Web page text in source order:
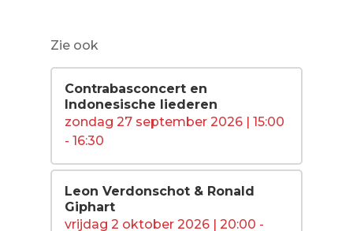
Zie ook
Contrabasconcert en
Indonesische liederen
zondag 27 september 2026 | 15:00
- 16:30
Leon Verdonschot & Ronald
Giphart
vrijdag 2 oktober 2026 | 20:00 -